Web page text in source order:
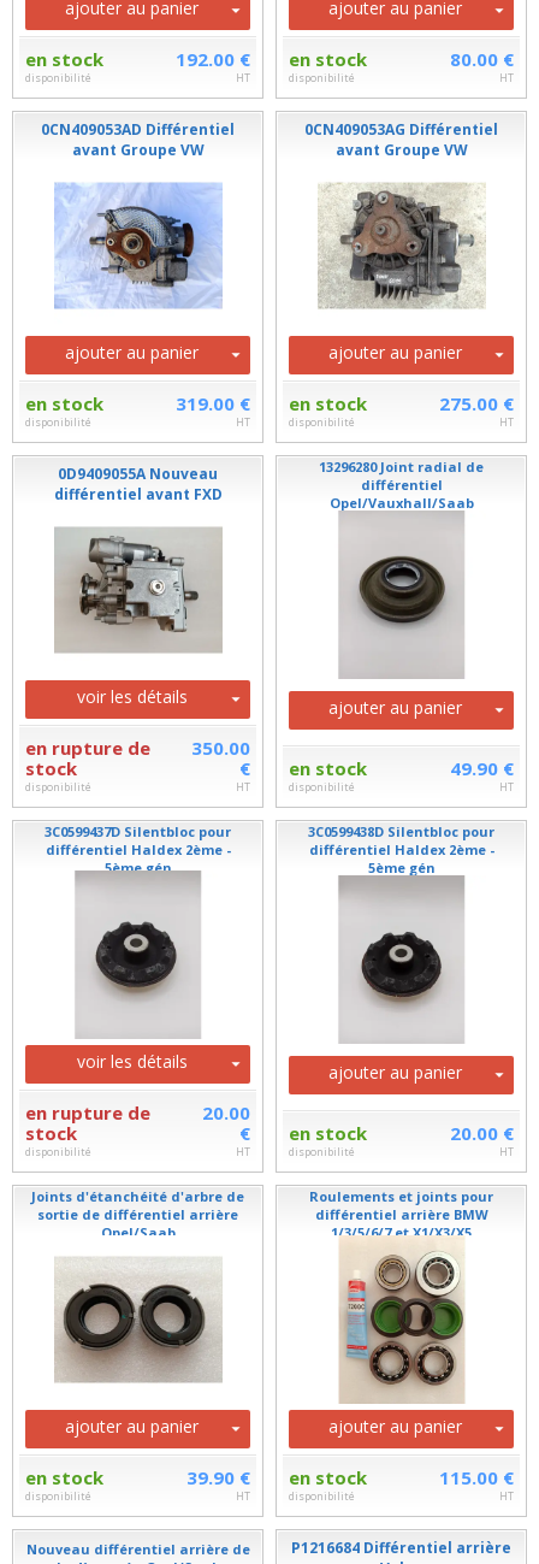
ajouter au panier
en stock
disponibilité
192.00 €
HT
ajouter au panier
en stock
disponibilité
80.00 €
HT
0CN409053AD Différentiel
avant Groupe VW
ajouter au panier
en stock
disponibilité
319.00 €
HT
0CN409053AG Différentiel
avant Groupe VW
ajouter au panier
en stock
disponibilité
275.00 €
HT
0D9409055A Nouveau
différentiel avant FXD
voir les détails
en rupture de
stock
disponibilité
350.00
€
HT
13296280 Joint radial de
différentiel
Opel/Vauxhall/Saab
ajouter au panier
en stock
disponibilité
49.90 €
HT
3C0599437D Silentbloc pour
différentiel Haldex 2ème -
5ème gén
voir les détails
en rupture de
stock
disponibilité
20.00
€
HT
3C0599438D Silentbloc pour
différentiel Haldex 2ème -
5ème gén
ajouter au panier
en stock
disponibilité
20.00 €
HT
Joints d'étanchéité d'arbre de
sortie de différentiel arrière
Opel/Saab
ajouter au panier
en stock
disponibilité
39.90 €
HT
Roulements et joints pour
différentiel arrière BMW
1/3/5/6/7 et X1/X3/X5
ajouter au panier
en stock
disponibilité
115.00 €
HT
Nouveau différentiel arrière de
P1216684 Différentiel arrière